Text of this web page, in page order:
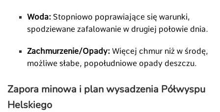
Woda: Stopniowo poprawiające się warunki,
spodziewane zafalowanie w drugiej połowie dnia.
Zachmurzenie/Opady: Więcej chmur niż w środę,
możliwe słabe, popołudniowe opady deszczu.
Zapora minowa i plan wysadzenia Półwyspu
Helskiego